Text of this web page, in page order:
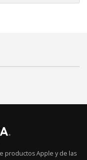
productos Apple y de las